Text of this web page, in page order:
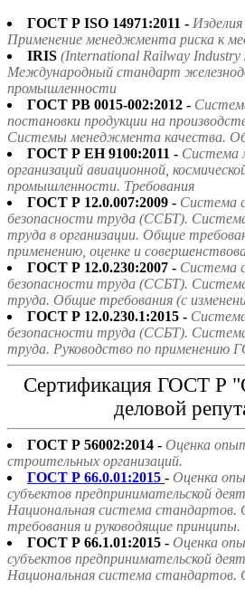
ГОСТ Р ISO 14971:2011 -
Применение менеджмента риска к
IRIS (International Railway Industry
Международный стандарт
промышленности
ГОСТ РВ 0015-002:2012 -
постановки продукции на
Системы менеджмента качества.
ГОСТ Р ЕН 9100:2011 - Система
организаций авиационной,
промышленности. Требования
ГОСТ Р 12.0.007:2009 - Система
безопасности труда (ССБТ). Система
труда в организации. Общие
применению, оценке и
ГОСТ Р 12.0.230:2007 - Система
безопасности труда (ССБТ). Система
труда. Общие требования (с
ГОСТ Р 12.0.230.1:2015 -
безопасности труда (ССБТ). Система
труда. Руководство по применению
Сертификация ГОСТ Р
деловой
ГОСТ Р 56002:2014 - Оценка
строительных организаций.
ГОСТ Р 66.0.01:2015 - Оценка
субъектов предпринимательской
Национальная система стандартов.
требования и руководящие принципы.
ГОСТ Р 66.1.01:2015 - Оценка
субъектов предпринимательской
Национальная система стандартов.